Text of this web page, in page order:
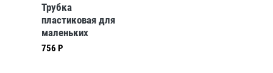
Трубка
пластиковая для
маленьких
радиусов Simalube
756 Р